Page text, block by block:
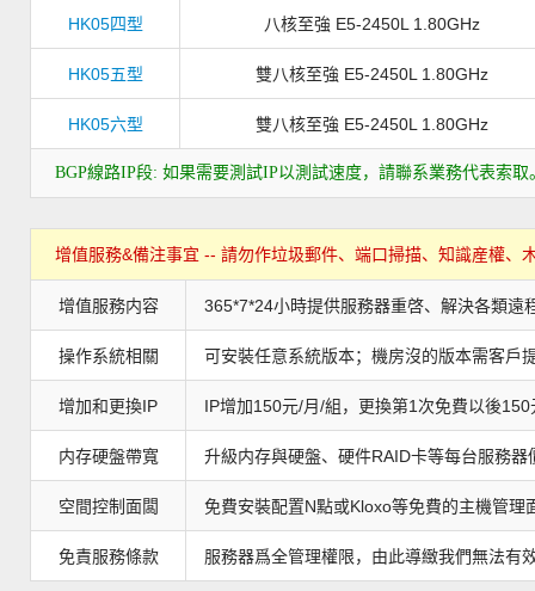
HK05四型 八核至強 E5-2450L 1.80GHz
HK05五型 雙八核至強 E5-2450L 1.80GHz
HK05六型 雙八核至強 E5-2450L 1.80GHz
BGP線路IP段: 如果需要測試IP以測試速度，請聯系業務代表索取
增值服務&備注事宜 -- 請勿作垃圾郵件、端口掃描、知識産權、
增值服務内容 365*7*24小時提供服務器重啓、解決各類遠
操作系統相關 可安裝任意系統版本；機房沒的版本需客戶
增加和更換IP IP增加150元/月/組，更換第1次免費以後
内存硬盤帶寬 升級内存與硬盤、硬件RAID卡等每台服務
空間控制面闆 免費安裝配置N點或Kloxo等免費的主機管
免責服務條款 服務器爲全管理權限，由此導緻我們無法有